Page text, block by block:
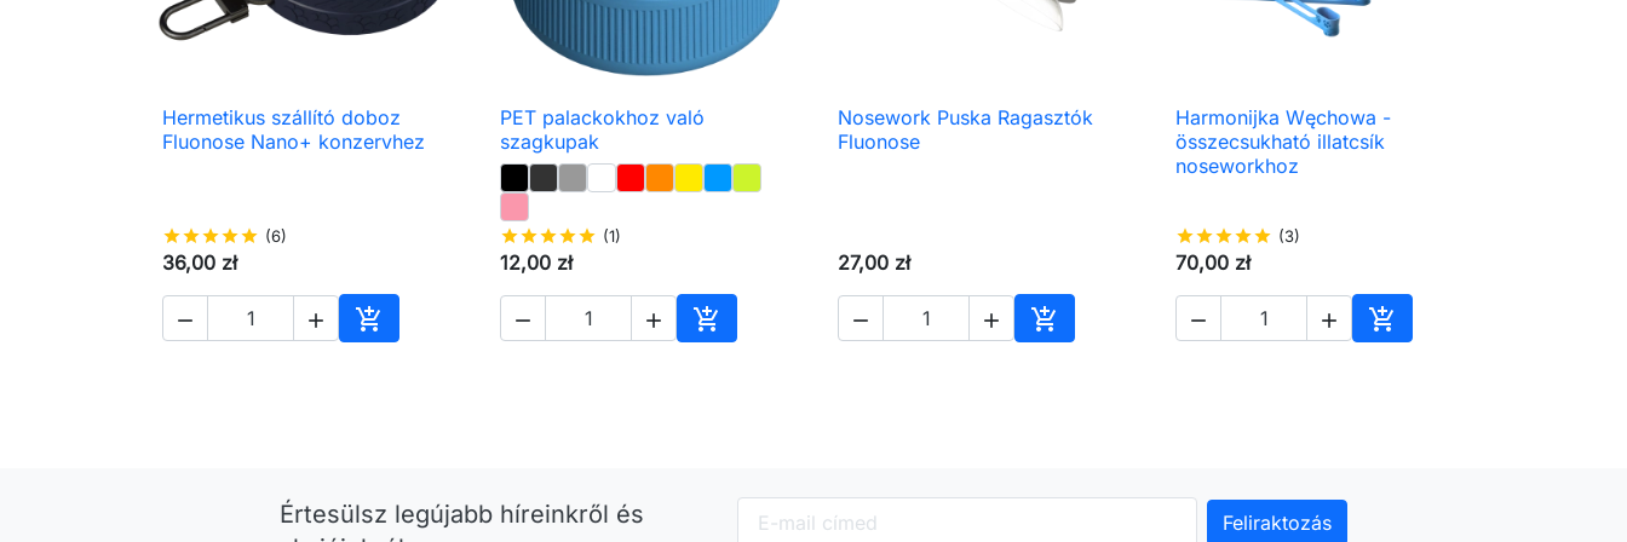
 Előnézet
Hermetikus szállító doboz
Fluonose Nano+ konzervhez
starstarstarstarstar (6)
36,00 zł
  
Kosárba
 Előnézet
PET palackokhoz való
szagkupak
starstarstarstarstar (1)
12,00 zł
  
Kosárba
 Előnézet
Nosework Puska Ragasztók
Fluonose
27,00 zł
  
Kosárba
 Előnézet
Harmonijka Węchowa -
összecsukható illatcsík
noseworkhoz
starstarstarstarstar (3)
70,00 zł
  
Kosárba
Értesülsz legújabb híreinkről és